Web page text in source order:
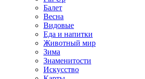
Балет
Весна
Видовые
Еда и напитки
Животный мир
Зима
Знаменитости
Искусство